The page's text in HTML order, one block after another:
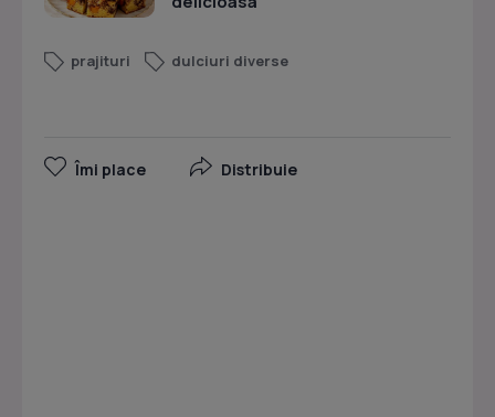
prajituri dulciuri diverse
Îmi place Distribuie